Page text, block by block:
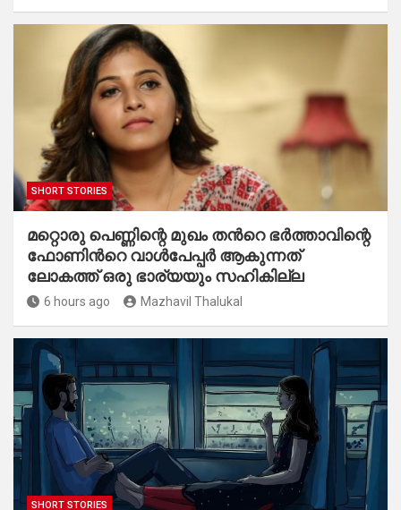
SHORT STORIES
മറ്റൊരു പെണ്ണിന്റെ മുഖം തൻറെ ഭർത്താവിന്റെ
ഫോണിൻറെ വാൾപേപ്പർ ആകുന്നത്
ലോകത്ത് ഒരു ഭാര്യയും സഹികില്ല
6 hours ago Mazhavil Thalukal
SHORT STORIES